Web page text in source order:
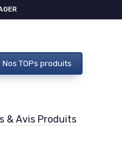
Nos TOPs produits
& Avis Produits